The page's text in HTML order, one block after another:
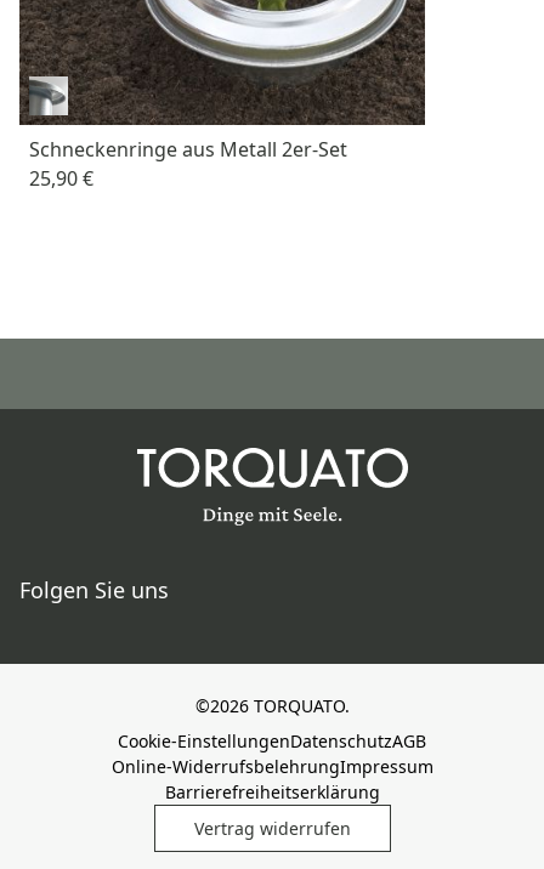
Schneckenringe aus Metall 2er-Set
25,90 €
Folgen Sie uns
©2026 TORQUATO.
Cookie-EinstellungenDatenschutzAGB
Online-WiderrufsbelehrungImpressum
Barrierefreiheitserklärung
Vertrag widerrufen